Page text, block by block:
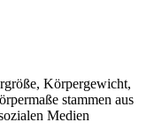
Körpergewicht,
stammen aus
Medien